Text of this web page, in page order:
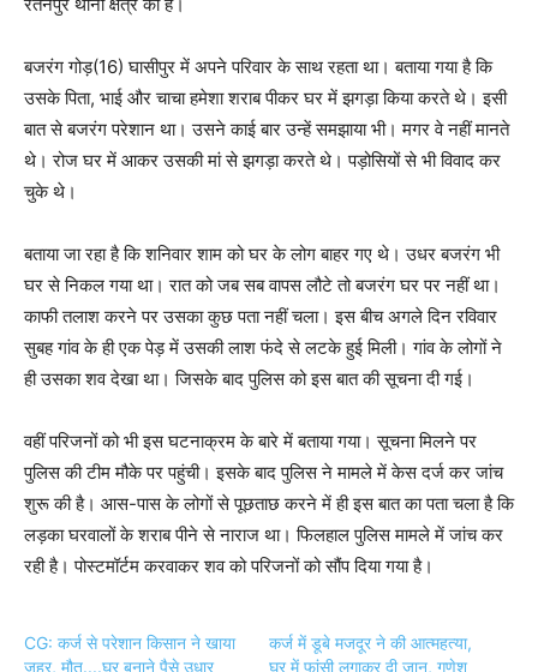
बजरंग गोड़(16) घासीपुर में अपने परिवार के साथ रहता था। बताया गया है कि
उसके पिता, भाई और चाचा हमेशा शराब पीकर घर में झगड़ा किया करते थे। इसी
बात से बजरंग परेशान था। उसने काई बार उन्हें समझाया भी। मगर वे नहीं मानते
थे। रोज घर में आकर उसकी मां से झगड़ा करते थे। पड़ोसियों से भी विवाद कर
चुके थे।
बताया जा रहा है कि शनिवार शाम को घर के लोग बाहर गए थे। उधर बजरंग भी
घर से निकल गया था। रात को जब सब वापस लौटे तो बजरंग घर पर नहीं था।
काफी तलाश करने पर उसका कुछ पता नहीं चला। इस बीच अगले दिन रविवार
सुबह गांव के ही एक पेड़ में उसकी लाश फंदे से लटके हुई मिली। गांव के लोगों ने
ही उसका शव देखा था। जिसके बाद पुलिस को इस बात की सूचना दी गई।
वहीं परिजनों को भी इस घटनाक्रम के बारे में बताया गया। सूचना मिलने पर
पुलिस की टीम मौके पर पहुंची। इसके बाद पुलिस ने मामले में केस दर्ज कर जांच
शुरू की है। आस-पास के लोगों से पूछताछ करने में ही इस बात का पता चला है कि
लड़का घरवालों के शराब पीने से नाराज था। फिलहाल पुलिस मामले में जांच कर
रही है। पोस्टमॉर्टम करवाकर शव को परिजनों को सौंप दिया गया है।
CG: कर्ज से परेशान किसान ने खाया
जहर, मौत....घर बनाने पैसे उधार
कर्ज में डूबे मजदूर ने की आत्महत्या,
घर में फांसी लगाकर दी जान, गणेश